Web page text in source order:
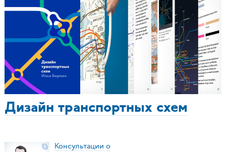
Дизайн транспортных схем
Консультации о